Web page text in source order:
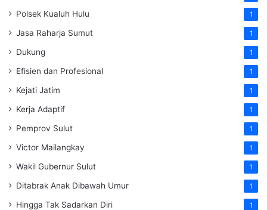
Polsek Kualuh Hulu 1
Jasa Raharja Sumut 1
Dukung 1
Efisien dan Profesional 1
Kejati Jatim 1
Kerja Adaptif 1
Pemprov Sulut 1
Victor Mailangkay 1
Wakil Gubernur Sulut 1
Ditabrak Anak Dibawah Umur 1
Hingga Tak Sadarkan Diri 1